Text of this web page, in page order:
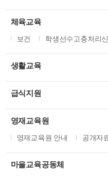
체육교육
보건 학생선수고충처리
생활교육
급식지원
영재교육원
영재교육원 안내 공개자
마을교육공동체